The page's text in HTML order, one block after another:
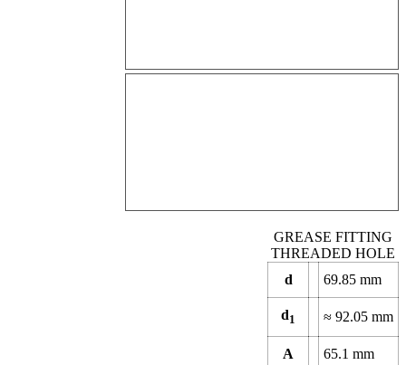
d 69.85 mm
d1 ≈ 92.05 mm
A 65.1 mm
GREASE FITTING
THREADED HOLE